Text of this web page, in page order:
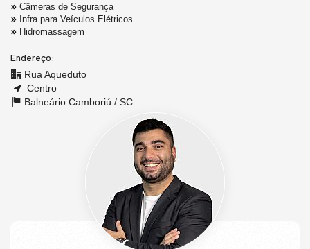
Câmeras de Segurança
Infra para Veículos Elétricos
Hidromassagem
Endereço:
Rua Aqueduto
Centro
Balneário Camboriú / SC